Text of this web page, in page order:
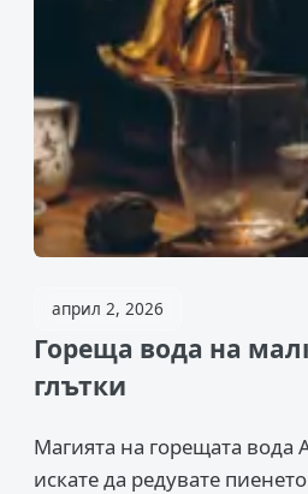
април 2, 2026
Гореща вода на
глътки
Магията на горещата вода
искате да редувате пиенето